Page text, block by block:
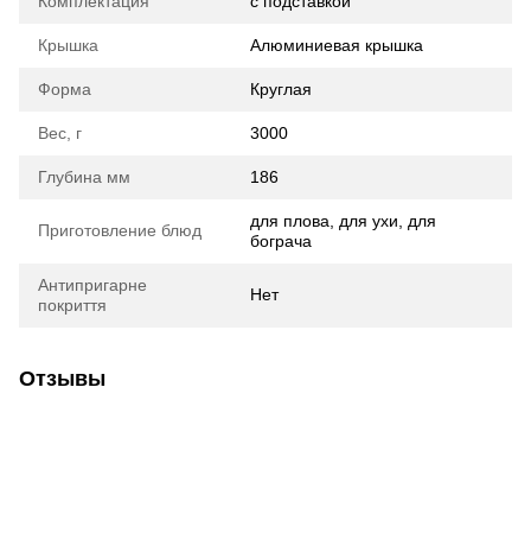
Крышка Алюминиевая крышка
Форма Круглая
Вес, г 3000
Глубина мм 186
Приготовление блюд
для плова, для ухи, для
бограча
Антипригарне
покриття
Нет
Отзывы